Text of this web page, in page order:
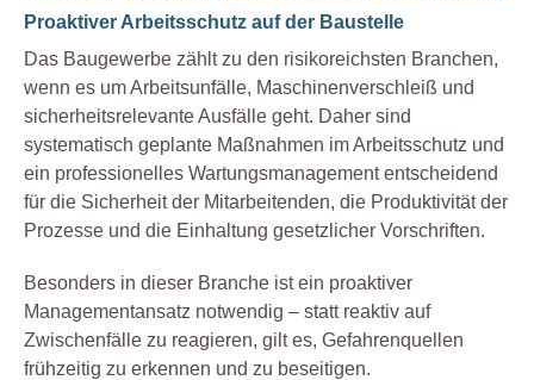
Proaktiver Arbeitsschutz auf der Baustelle
Das Baugewerbe zählt zu den risikoreichsten Branchen,
wenn es um Arbeitsunfälle, Maschinenverschleiß und
sicherheitsrelevante Ausfälle geht. Daher sind
systematisch geplante Maßnahmen im Arbeitsschutz und
ein professionelles Wartungsmanagement entscheidend
für die Sicherheit der Mitarbeitenden, die Produktivität der
Prozesse und die Einhaltung gesetzlicher Vorschriften.
Besonders in dieser Branche ist ein proaktiver
Managementansatz notwendig – statt reaktiv auf
Zwischenfälle zu reagieren, gilt es, Gefahrenquellen
frühzeitig zu erkennen und zu beseitigen.